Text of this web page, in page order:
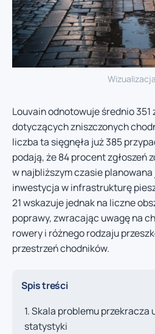
Louvain odnotowuje średnio 351
dotyczących zniszczonych
liczba ta sięgnęła już 385
podają, że 84 procent zgłoszeń
w najbliższym czasie
inwestycja w infrastrukturę
21 wskazuje jednak na liczne
poprawy, zwracając uwagę na
rowery i różnego rodzaju
przestrzeń chodników.
Spis treści
Skala problemu przekracza
statystyki